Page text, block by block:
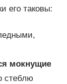
его таковы:
мокнущие
стеблю